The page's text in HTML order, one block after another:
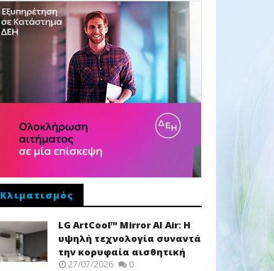
Κλιματισμός
LG ArtCool™ Mirror AI Air: Η
υψηλή τεχνολογία συναντά
την κορυφαία αισθητική
27/07/2026 0